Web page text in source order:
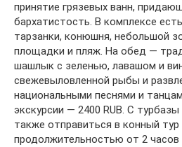
принятие грязевых ванн,
бархатистость. В комплексе
тарзанки, конюшня, небольшой
площадки и пляж. На обед —
шашлык с зеленью, лавашом и
свежевыловленной рыбы и
национальными песнями и
экскурсии — 2400 RUB. С
также отправиться в конный тур
продолжительностью от 2 часов